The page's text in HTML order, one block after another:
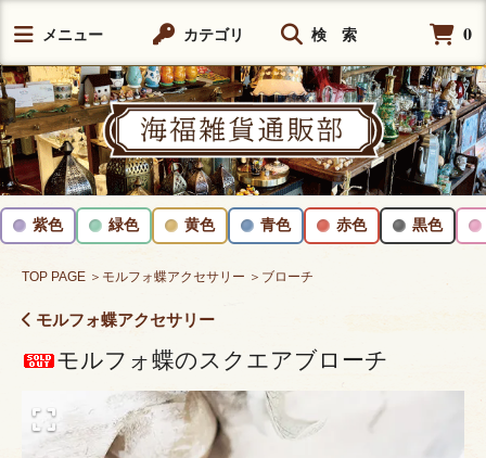
メニュー カテゴリ 検 索 0
紫色 緑色 黄色 青色 赤色 黒色
TOP PAGE ＞モルフォ蝶アクセサリー ＞ブローチ
モルフォ蝶アクセサリー
モルフォ蝶のスクエアブローチ